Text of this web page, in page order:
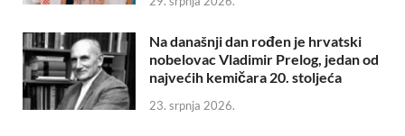
Na današnji dan rođen je hrvatski
nobelovac Vladimir Prelog, jedan od
najvećih kemičara 20. stoljeća
23. srpnja 2026.